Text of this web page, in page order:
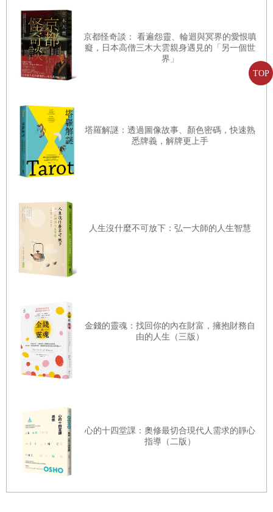
TOP
人的界限被打破，敵人和朋友的界限也被打破。他內心寬廣
的愛超越了黑人，延伸到了所有人——「在那漫長而孤獨的
歲月中，我對自己的人民獲得自由的渴望，變成了一種對所
有人，包括白人和黑人，都獲得自由的渴望。」因為「壓迫
恨的囚徒，他被偏見和短視的鐵柵囚禁著。」
並且，他一直苦苦追求的自由，也不再是一個小我的個人自
由，「擁有自由並不僅僅意味著擺脫自身的枷鎖，而且還意
味著以一種尊重和提升他人自由的方式生活。」自由，不僅
有所有人的自由，「只要世界上還有其他人沒有自由，我們
的自由就不完全。」
從此，他把鬥爭也重新定義：我為反對白人種族統治進行鬥
爭，也為反對黑人專制鬥爭。
而他鬥爭的方式也從暴力轉向和平。因為，他已經深深明
白，膚色不是鬥爭的源泉，白人不是黑人的天敵，不公平來
自體制而不是來自人與人之間的敵對，心中那個「建立民主
和自由社會」的美好理想實現的前提是黑人和白人成為兄
於是，他和時任南非副總統的德克勒克簽署《全國和平協
定》，用和平方式，完成了南非民主的確立。就在同年，他
們共用了諾貝爾和平獎。次年，曼德拉當選為南非第一位黑
人總統。
京都怪奇談： 看遍怨靈、輪迴與冥界的愛恨嗔
癡，日本高僧三木大雲親身遇見的「另一個世
界」
塔羅解謎：透過圖像故事、顏色密碼，快速熟
悉牌義，解牌更上手
人生沒什麼不可放下：弘一大師的人生智慧
金錢的靈魂：找回你的內在財富，擁抱財務自
由的人生（三版）
心的十四堂課：奧修最切合現代人需求的靜心
指導（二版）